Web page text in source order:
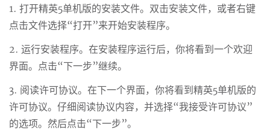
1. 打开精英5单机版的安装文件。双击安装文件，或者右键
点击文件选择“打开”来开始安装程序。
2. 运行安装程序。在安装程序运行后，你将看到一个欢迎
界面。点击“下一步”继续。
3. 阅读许可协议。在下一个界面，你将看到精英5单机版的
许可协议。仔细阅读协议内容，并选择“我接受许可协议”
的选项。然后点击“下一步”。